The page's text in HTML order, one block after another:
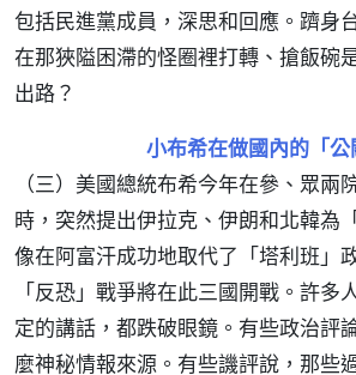
包括民進黨成員，深思和回應。躋身
在那狹隘困滯的怪圈裡打轉、搶飯碗
出路？
小布希在做國內的「公
（三）美國總統布希今年在參、眾兩
時，突然提出伊拉克、伊朗和北韓為
像在阿富汗成功地取代了「塔利班」
「反恐」戰爭將在此三國開戰。許多
定的講話，都跌破眼鏡。有些政治評
麼神秘情報來源。有些譏評說，那些